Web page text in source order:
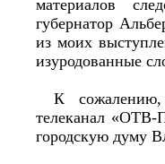
материалов
губернатор
из моих
изуродованные
К
телеканал «ОТВ-
городскую думу